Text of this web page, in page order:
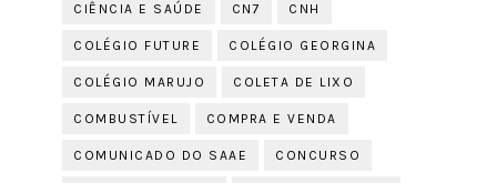
CIÊNCIA E SAÚDE CN7 CNH
COLÉGIO FUTURE COLÉGIO GEORGINA
COLÉGIO MARUJO COLETA DE LIXO
COMBUSTÍVEL COMPRA E VENDA
COMUNICADO DO SAAE CONCURSO